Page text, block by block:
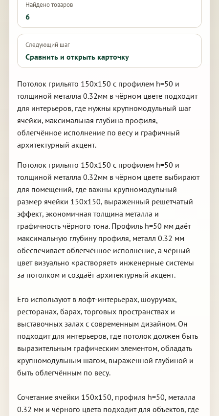
Найдено товаров
6
Следующий шаг
Сравнить и открыть карточку
Потолок грильято 150х150 с профилем h=50 и
толщиной металла 0.32мм в чёрном цвете подходит
для интерьеров, где нужны крупномодульный шаг
ячейки, максимальная глубина профиля,
облегчённое исполнение по весу и графичный
архитектурный акцент.
Потолок грильято 150х150 с профилем h=50 и
толщиной металла 0.32мм в чёрном цвете выбирают
для помещений, где важны крупномодульный
размер ячейки 150х150, выраженный решетчатый
эффект, экономичная толщина металла и
графичность чёрного тона. Профиль h=50 мм даёт
максимальную глубину профиля, металл 0.32 мм
обеспечивает облегчённое исполнение, а чёрный
цвет визуально «растворяет» инженерные системы
за потолком и создаёт архитектурный акцент.
Его используют в лофт-интерьерах, шоурумах,
ресторанах, барах, торговых пространствах и
выставочных залах с современным дизайном. Он
подходит для интерьеров, где потолок должен быть
выразительным графическим элементом, обладать
крупномодульным шагом, выраженной глубиной и
быть облегчённым по весу.
Сочетание ячейки 150х150, профиля h=50, металла
0.32 мм и чёрного цвета подходит для объектов, где